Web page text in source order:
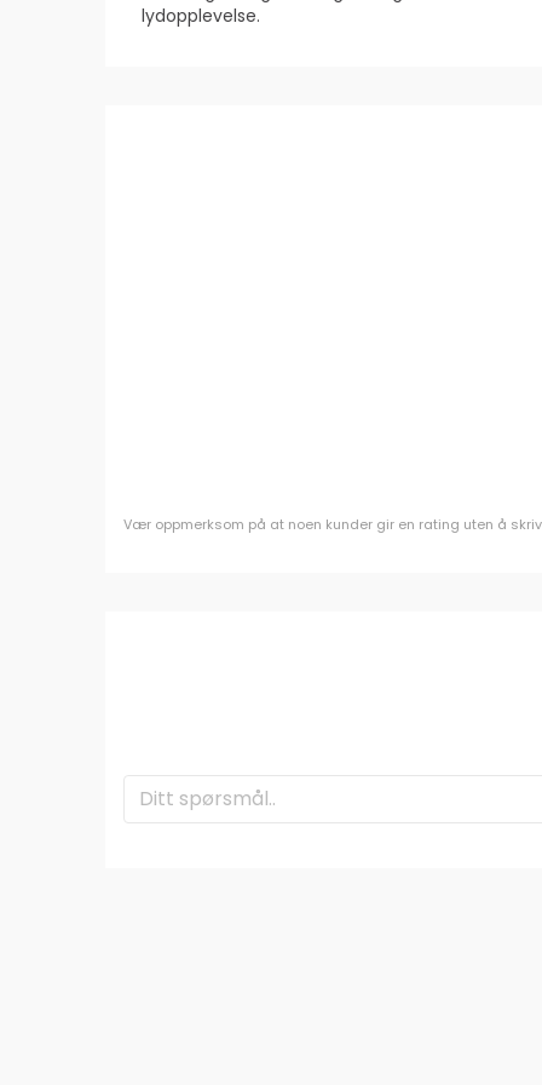
lydopplevelse.
Vær oppmerksom på at noen kunder gir en rating uten å